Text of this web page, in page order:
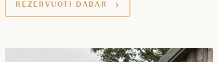
REZERVUOTI DABAR